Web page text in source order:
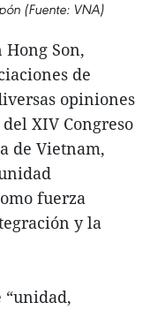
(Fuente: VNA)
Son,
de
opiniones
XIV Congreso
de Vietnam,
fuerza
y la
“unidad,